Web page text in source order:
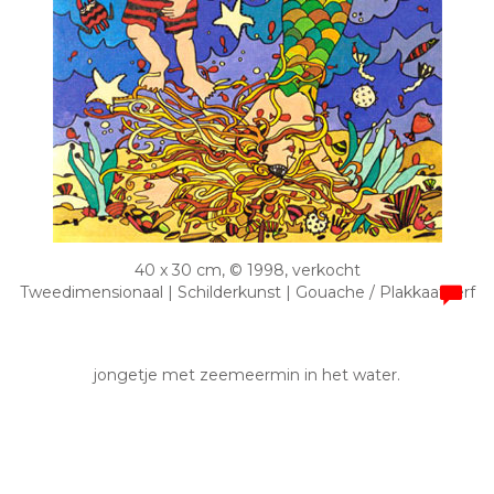
40 x 30 cm, © 1998, verkocht
Tweedimensionaal | Schilderkunst | Gouache / Plakkaatverf
jongetje met zeemeermin in het water.